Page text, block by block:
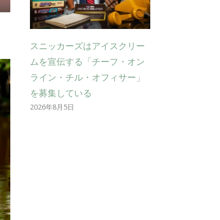
スニッカーズはアイスクリー
ムを宣伝する「チーフ・オン
ライン・チル・オフィサー」
を募集している
2026年8月5日